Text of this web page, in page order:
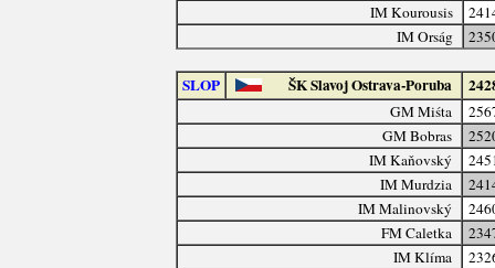
IM Kourousis
IM Orság
SLOP ŠK Slavoj Ostrava-Poruba
GM Miśta
GM Bobras
IM Kaňovský
IM Murdzia
IM Malinovský
FM Caletka
IM Klíma